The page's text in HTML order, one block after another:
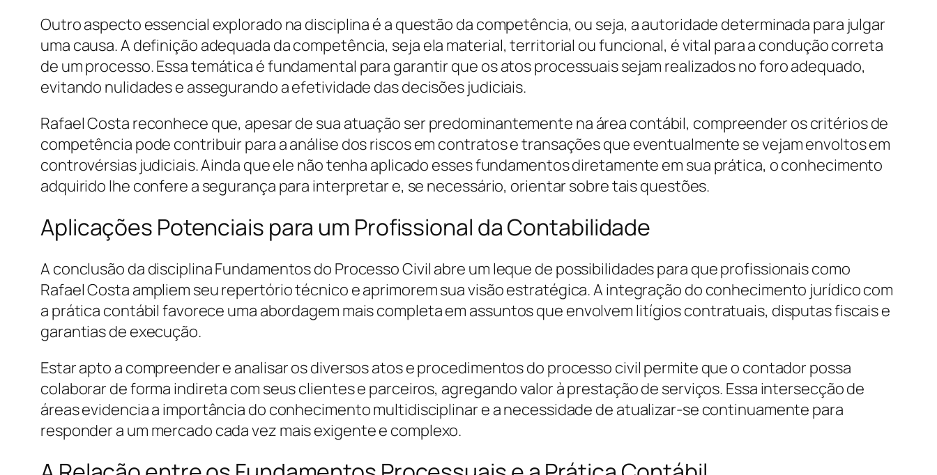
Outro aspecto essencial explorado na disciplina é a questão da competência, ou seja, a autoridade determinada para julgar
uma causa. A definição adequada da competência, seja ela material, territorial ou funcional, é vital para a condução correta
de um processo. Essa temática é fundamental para garantir que os atos processuais sejam realizados no foro adequado,
evitando nulidades e assegurando a efetividade das decisões judiciais.
Rafael Costa reconhece que, apesar de sua atuação ser predominantemente na área contábil, compreender os critérios de
competência pode contribuir para a análise dos riscos em contratos e transações que eventualmente se vejam envoltos em
controvérsias judiciais. Ainda que ele não tenha aplicado esses fundamentos diretamente em sua prática, o conhecimento
adquirido lhe confere a segurança para interpretar e, se necessário, orientar sobre tais questões.
Aplicações Potenciais para um Profissional da Contabilidade
A conclusão da disciplina Fundamentos do Processo Civil abre um leque de possibilidades para que profissionais como
Rafael Costa ampliem seu repertório técnico e aprimorem sua visão estratégica. A integração do conhecimento jurídico com
a prática contábil favorece uma abordagem mais completa em assuntos que envolvem litígios contratuais, disputas fiscais e
garantias de execução.
Estar apto a compreender e analisar os diversos atos e procedimentos do processo civil permite que o contador possa
colaborar de forma indireta com seus clientes e parceiros, agregando valor à prestação de serviços. Essa intersecção de
áreas evidencia a importância do conhecimento multidisciplinar e a necessidade de atualizar-se continuamente para
responder a um mercado cada vez mais exigente e complexo.